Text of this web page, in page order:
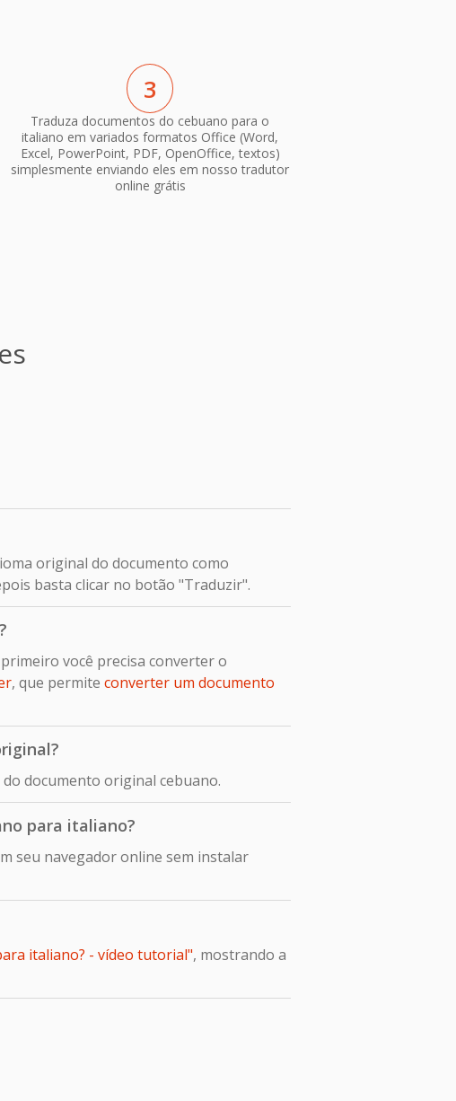
3
Traduza documentos do cebuano para o
italiano em variados formatos Office (Word,
Excel, PowerPoint, PDF, OpenOffice, textos)
simplesmente enviando eles em nosso tradutor
online grátis
original do documento como
basta clicar no botão "Traduzir".
você precisa converter o
, que permite converter um documento
documento original cebuano.
para italiano?
seu navegador online sem instalar
italiano? - vídeo tutorial", mostrando a